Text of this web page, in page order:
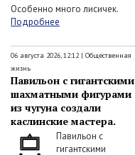
Особенно много лисичек.
Подробнее
06 августа 2026, 12:12 | Общественная
жизнь
Павильон с гигантскими
шахматными фигурами
из чугуна создали
каслинские мастера.
Павильон с
гигантскими